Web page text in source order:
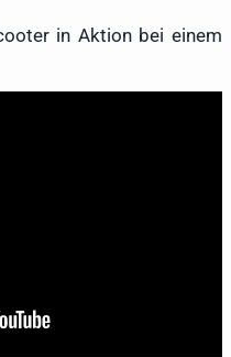
in Aktion bei einem